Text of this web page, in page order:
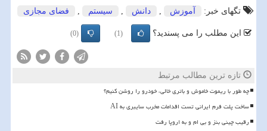
تگهای خبر:
آموزش , دانش , سیستم , فضای مجازی
این مطلب را می پسندید؟ (1)
(0)
تازه ترین مطالب مرتبط
چه طور با ریموت خاموش و باتری خالی، خودرو را روشن کنیم؟
ساخت پلت فرم ایرانی تست اقدامات مخرب سایبری به AI
رقیب چینی بنز و بی ام و به اروپا رفت